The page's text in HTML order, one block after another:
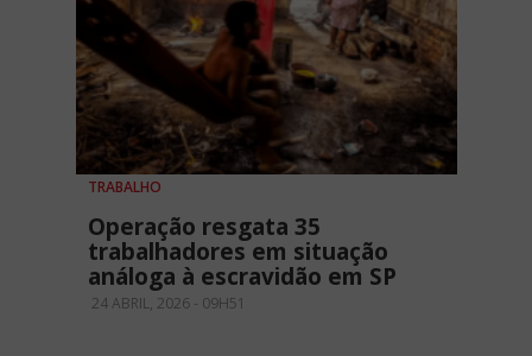
TRABALHO
Operação resgata 35
trabalhadores em situação
análoga à escravidão em SP
24 ABRIL, 2026 - 09H51